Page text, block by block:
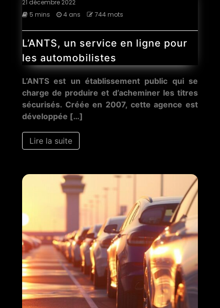
21 décembre 2022
5 mins
4 ans 744 mots
L’ANTS, un service en ligne pour
les automobilistes
L’ANTS est un établissement public qui se
charge de produire et d’acheminer les titres
sécurisés. Créée en 2007, cette agence est
développée […]
Lire la suite